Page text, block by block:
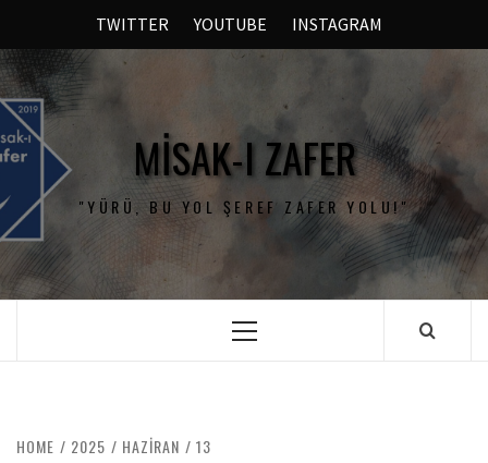
TWITTER YOUTUBE INSTAGRAM
MISAK-I ZAFER
"YÜRÜ, BU YOL ŞEREF ZAFER YOLU!"
HOME 2025 HAZIRAN 13